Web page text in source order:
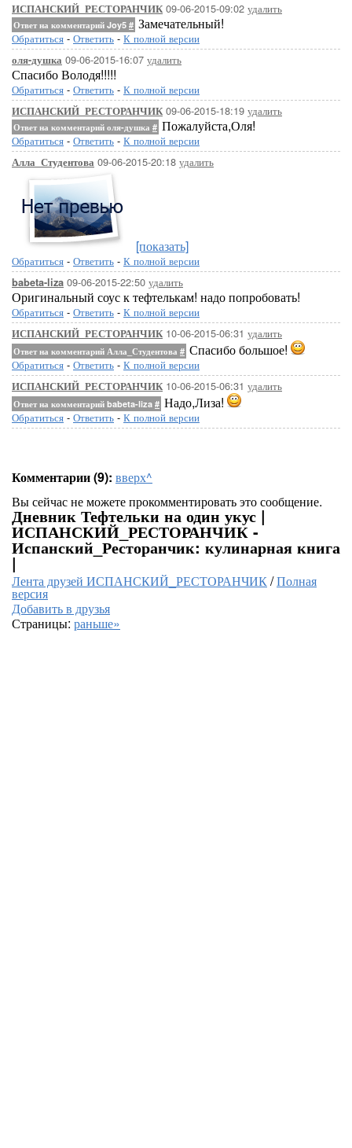
ИСПАНСКИЙ_РЕСТОРАНЧИК09-06-2015-09:02 удалить
Ответ на комментарий Joy5 # Замечательный!
Обратиться - Ответить - К полной версии
оля-душка 09-06-2015-16:07 удалить
Спасибо Володя!!!!!
Обратиться - Ответить - К полной версии
ИСПАНСКИЙ_РЕСТОРАНЧИК09-06-2015-18:19 удалить
Ответ на комментарий оля-душка # Пожалуйста,Оля!
Обратиться - Ответить - К полной версии
Алла_Студентова 09-06-2015-20:18 удалить
[показать]
Обратиться - Ответить - К полной версии
babeta-liza 09-06-2015-22:50 удалить
Оригинальный соус к тефтелькам! надо попробовать!
Обратиться - Ответить - К полной версии
ИСПАНСКИЙ_РЕСТОРАНЧИК10-06-2015-06:31 удалить
Ответ на комментарий Алла_Студентова # Спасибо большое!
Обратиться - Ответить - К полной версии
ИСПАНСКИЙ_РЕСТОРАНЧИК10-06-2015-06:31 удалить
Ответ на комментарий babeta-liza # Надо,Лиза!
Обратиться - Ответить - К полной версии
Комментарии (9): вверх^
Вы сейчас не можете прокомментировать это сообщение.
Дневник Тефтельки на один укус |
ИСПАНСКИЙ_РЕСТОРАНЧИК -
Испанский_Ресторанчик: кулинарная книга
|
Лента друзей ИСПАНСКИЙ_РЕСТОРАНЧИК/Полная
версия
Добавить в друзья
Страницы: раньше»